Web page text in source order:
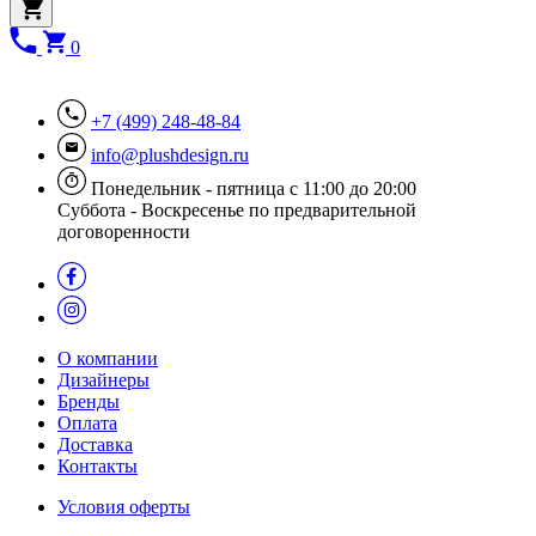
0
+7 (499) 248-48-84
info@plushdesign.ru
Понедельник - пятница с 11:00 до 20:00
Суббота - Воскресенье по предварительной
договоренности
О компании
Дизайнеры
Бренды
Оплата
Доставка
Контакты
Условия оферты